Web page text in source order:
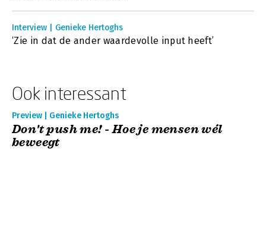
Interview | Genieke Hertoghs
‘Zie in dat de ander waardevolle input heeft’
Ook interessant
Preview | Genieke Hertoghs
Don't push me! - Hoe je mensen wél
beweegt